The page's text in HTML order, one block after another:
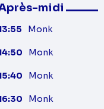
midi
Monk
Monk
Monk
Monk